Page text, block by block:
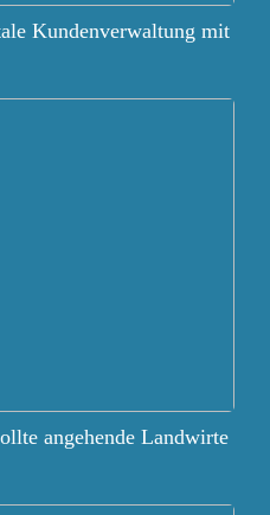
Kundenverwaltung mit
angehende Landwirte